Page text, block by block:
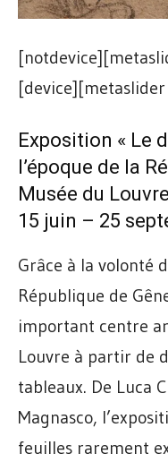
Exposition « Le
l’époque de la
Musée du Louvre
15 juin – 25
Grâce à la volonté
République de
important centre
Louvre à partir de
tableaux. De Luca
Magnasco,
feuilles rarement